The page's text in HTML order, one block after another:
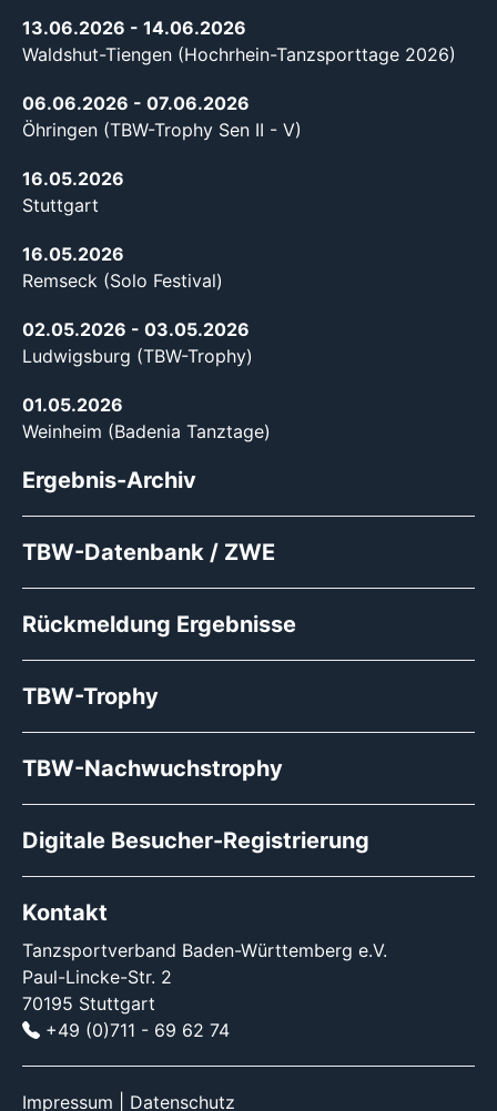
13.06.2026 - 14.06.2026
Waldshut-Tiengen (Hochrhein-Tanzsporttage 2026)
06.06.2026 - 07.06.2026
Öhringen (TBW-Trophy Sen II - V)
16.05.2026
Stuttgart
16.05.2026
Remseck (Solo Festival)
02.05.2026 - 03.05.2026
Ludwigsburg (TBW-Trophy)
01.05.2026
Weinheim (Badenia Tanztage)
Ergebnis-Archiv
TBW-Datenbank / ZWE
Rückmeldung Ergebnisse
TBW-Trophy
TBW-Nachwuchstrophy
Digitale Besucher-Registrierung
Kontakt
Tanzsportverband Baden-Württemberg e.V.
Paul-Lincke-Str. 2
70195 Stuttgart
+49 (0)711 - 69 62 74
Impressum Datenschutz